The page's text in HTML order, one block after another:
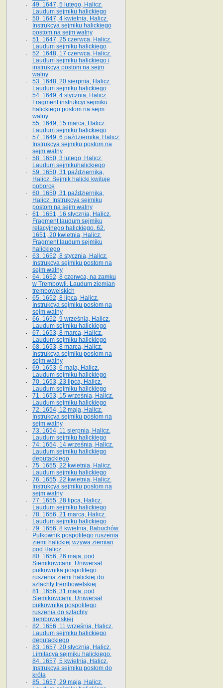
49. 1647, 5 lutego, Halicz.
Laudum sejmiku halickiego
50. 1647, 4 kwietnia, Halicz.
Instrukcya sejmiku halickiego
postom na sejm walny
51. 1647, 25 czerwca, Halicz.
Laudum sejmiku halickiego
52. 1648, 17 czerwca, Halicz.
Laudum sejmiku halickiego i
instrukcya postom na sejm
walny
53. 1648, 20 sierpnia, Halicz.
Laudum sejmiku halickiego
54. 1649, 4 stycznia, Halicz.
Fragment instrukcyi sejmiku
halickiego postom na sejm
walny
55. 1649, 15 marca, Halicz.
Laudum sejmiku halickiego
57. 1649, 6 października, Halicz.
Instrukcya sejmiku postom na
sejm walny
58. 1650, 3 lutego, Halicz.
Laudum sejmikuhalickiego
59. 1650, 31 października,
Halicz. Sejmik halicki kwituje
poborcę
60. 1650, 31 października,
Halicz. Instrukcya sejmiku
postom na sejm walny
61. 1651, 16 stycznia, Halicz.
Fragment laudum sejmiku
relacyjnego halickiego. 62.
1651, 20 kwietnia, Halicz.
Fragment laudum sejmiku
halickiego
63. 1652, 8 stycznia, Halicz.
Instrukcya sejmiku postom na
sejm walny
64. 1652, 8 czerwca, na zamku
w Trembowli. Laudum ziemian
trembowelskich
65. 1652, 8 lipca, Halicz.
Instrukcya sejmiku posłom na
sejm walny
66. 1652, 9 września, Halicz.
Laudum sejmiku halickiego
67. 1653, 8 marca, Halicz.
Laudum sejmiku halickiego
68. 1653, 8 marca, Halicz.
Instrukcya sejmiku posłom na
sejm walny
69. 1653, 6 maja, Halicz.
Laudum sejmiku halickiego
70. 1653, 23 lipca, Halicz.
Laudum sejmiku halickiego
71. 1653, 15 września, Halicz.
Laudum sejmiku halickiego
72. 1654, 12 maja, Halicz.
Instrukcya sejmiku posłom na
sejm walny
73. 1654, 11 sierpnia, Halicz.
Laudum sejmiku halickiego
74. 1654, 14 września, Halicz.
Laudum sejmiku halickiego
deputackiego
75. 1655, 22 kwietnia, Halicz.
Laudum sejmiku halickiego
76. 1655, 22 kwietnia, Halicz.
Instrukcya sejmiku posłom na
sejm walny
77. 1655, 28 lipca, Halicz.
Laudum sejmiku halickiego
78. 1656, 21 marca, Halicz.
Laudum sejmiku halickiego
79. 1656, 8 kwietnia, Babuchów.
Pułkownik pospolitego ruszenia
ziemi halickiej wzywa ziemian
pod Halicz
80. 1656, 26 maja, pod
Siemikowcami. Uniwersał
pułkownika pospolitego
ruszenia ziemi halickiej do
szlachty trembowelskiej
81. 1656, 31 maja, pod
Siemikowcami. Uniwersał
pułkownika pospolitego
ruszenia do szlachty
trembowelskiej
82. 1656, 11 września, Halicz.
Laudum sejmiku halickiego
deputackiego
83. 1657, 20 stycznia, Halicz.
Limitacya sejmiku halickiego.
84. 1657, 5 kwietnia, Halicz.
Instrukcya sejmiku posłom do
króla
85. 1657, 29 maja, Halicz.